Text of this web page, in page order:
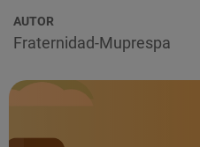
AUTOR
Fraternidad-Muprespa